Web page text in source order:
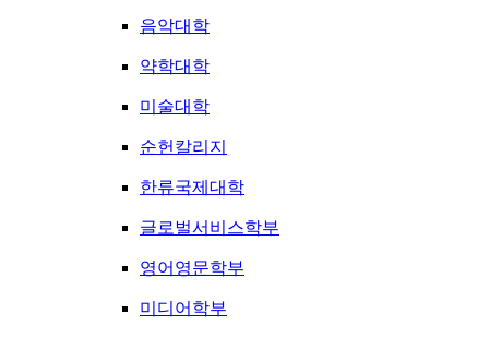
음악대학
약학대학
미술대학
순헌칼리지
한류국제대학
글로벌서비스학부
영어영문학부
미디어학부